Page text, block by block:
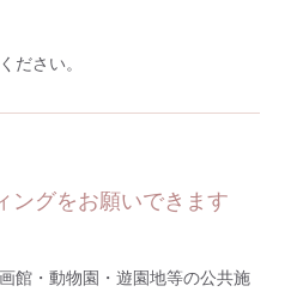
ださい。
ングをお願いできます
館・動物園・遊園地等の公共施